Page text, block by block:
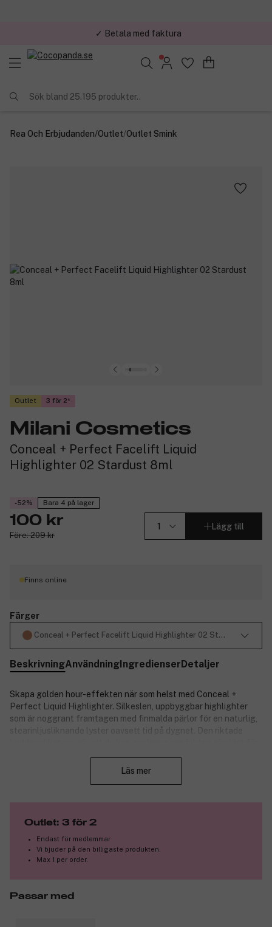
✓ Trygg E-handel
Sök bland 25.195 produkter..
Rea Och Erbjudanden/Outlet/Outlet Smink
Outlet 3 för 2
Milani Cosmetics
Conceal + Perfect Facelift Liquid
Highlighter 02 Stardust 8ml
-52% Bara 4 på lager
100 kr
Före: 209 kr
Lägg till
Finns online
Färger
Conceal + Perfect Facelift Liquid Highlighter 02 Stardust 8ml
BeskrivningAnvändningIngredienserDetaljer
Skapa golden hour-effekten när som helst med Conceal +
Perfect Liquid Highlighter. Silkeslen, uppbyggbar highlighter
som är noggrant framtagen med finmalda pärlor för en naturlig,
stearinljusliknande lyster oavsett tid på dygnet. Den riktade
formulan lägger sig jämnt lager på lager och torkar jämnt för en
Läs mer
Outlet: 3 för 2
Endast för medlemmar
Vi bjuder på den billigaste produkten.
Max 1 per order.
Passar med